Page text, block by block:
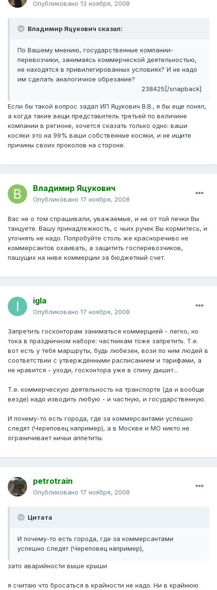
Опубликовано 13 ноября, 2008
Владимир Яцукович сказал:
По Вашему мнению, государственные компании-
перевозчики, занимаясь коммерческой деятельностью,
не находятся в привилегированных условиях? И не надо
им сделать аналогичное обрезание?
238425[/snapback]
Если бы такой вопрос задал ИП Яцукович В.В., я бы еще понял,
а когда такие вещи представитель третьей по величине
компании в регионе, хочется сказать только одно: ваши
косяки это на 99% ваши собственные косяки, и не ищите
причины своих проколов на стороне.
Владимир Яцукович
Опубликовано 17 ноября, 2008
Вас не о том спрашивали, уважаемые, и не от той печки Вы
танцуете. Вашу принадлежность, с чьих ручек Вы кормитесь, и
уточнять не надо. Попробуйте столь же красноречиво не
коммерсантов охаивать, а защитить госперевозчиков,
пашущих на ниве коммерции за бюджетный счет.
igla
Опубликовано 17 ноября, 2008
Запретить госконторам заниматься коммерцией - легко, но
тока в праздничном наборе: частникам тоже запретить. Т.е.
вот есть у тебя маршруты, будь любезен, вози по ним людей в
соответствии с утверждёнными расписанием и тарифами, а
не нравится - уходи, госконтора уже в спину дышит...
Т.е. коммерческую деятельность на транспорте (да и вообще
везде) надо изводить любую - и частную, и государственную.
И почему-то есть города, где за коммерсантами успешно
следят (Череповец например), а в Москве и МО никто не
ограничивает ничьи аппетиты.
petrotrain
Опубликовано 17 ноября, 2008
Цитата
И почему-то есть города, где за коммерсантами
успешно следят (Череповец например),
зато аварийности выше крыши
я считаю что бросаться в крайности не надо. Ни в крайнюю